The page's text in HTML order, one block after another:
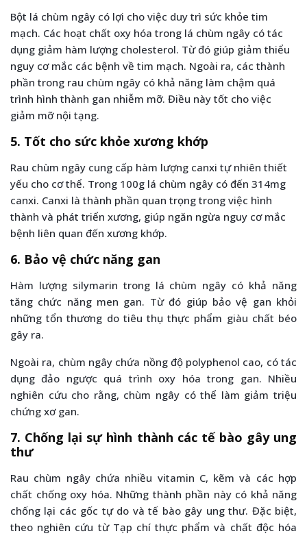
Bột lá chùm ngây có lợi cho việc duy trì sức khỏe tim
mạch. Các hoạt chất oxy hóa trong lá chùm ngây có tác
dụng giảm hàm lượng cholesterol. Từ đó giúp giảm thiểu
nguy cơ mắc các bệnh về tim mạch. Ngoài ra, các thành
phần trong rau chùm ngây có khả năng làm chậm quá
trình hình thành gan nhiễm mỡ. Điều này tốt cho việc
giảm mỡ nội tạng.
5. Tốt cho sức khỏe xương khớp
Rau chùm ngây cung cấp hàm lượng canxi tự nhiên thiết
yếu cho cơ thể. Trong 100g lá chùm ngây có đến 314mg
canxi. Canxi là thành phần quan trọng trong việc hình
thành và phát triển xương, giúp ngăn ngừa nguy cơ mắc
bệnh liên quan đến xương khớp.
6. Bảo vệ chức năng gan
Hàm lượng silymarin trong lá chùm ngây có khả năng
tăng chức năng men gan. Từ đó giúp bảo vệ gan khỏi
những tổn thương do tiêu thụ thực phẩm giàu chất béo
gây ra.
Ngoài ra, chùm ngây chứa nồng độ polyphenol cao, có tác
dụng đảo ngược quá trình oxy hóa trong gan. Nhiều
nghiên cứu cho rằng, chùm ngây có thể làm giảm triệu
chứng xơ gan.
7. Chống lại sự hình thành các tế bào gây ung
thư
Rau chùm ngây chứa nhiều vitamin C, kẽm và các hợp
chất chống oxy hóa. Những thành phần này có khả năng
chống lại các gốc tự do và tế bào gây ung thư. Đặc biệt,
theo nghiên cứu từ Tạp chí thực phẩm và chất độc hóa